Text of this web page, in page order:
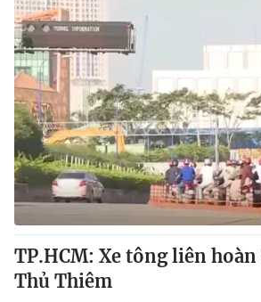
TP.HCM: Xe tông liên
Thủ Thiêm